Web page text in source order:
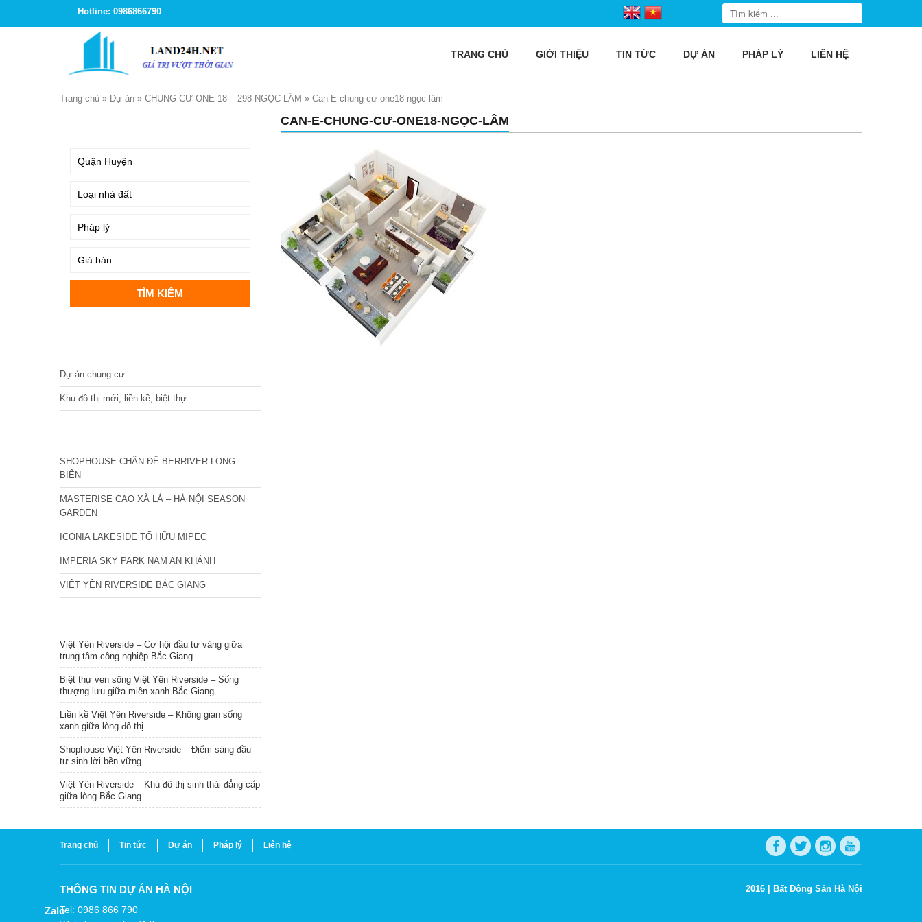
Hotline: 0986866790
TRANG CHỦ GIỚI THIỆU TIN TỨC DỰ ÁN PHÁP LÝ LIÊN HỆ
Trang chủ » Dự án » CHUNG CƯ ONE 18 – 298 NGỌC LÂM » Can-E-chung-cư-one18-ngọc-lâm
CAN-E-CHUNG-CƯ-ONE18-NGỌC-LÂM
Dự án chung cư
Khu đô thị mới, liền kề, biệt thự
SHOPHOUSE CHÂN ĐẾ BERRIVER LONG
BIÊN
MASTERISE CAO XÀ LÁ – HÀ NỘI SEASON
GARDEN
ICONIA LAKESIDE TỐ HỮU MIPEC
IMPERIA SKY PARK NAM AN KHÁNH
VIỆT YÊN RIVERSIDE BẮC GIANG
Việt Yên Riverside – Cơ hội đầu tư vàng giữa
trung tâm công nghiệp Bắc Giang
Biệt thự ven sông Việt Yên Riverside – Sống
thượng lưu giữa miền xanh Bắc Giang
Liền kề Việt Yên Riverside – Không gian sống
xanh giữa lòng đô thị
Shophouse Việt Yên Riverside – Điểm sáng đầu
tư sinh lời bền vững
Việt Yên Riverside – Khu đô thị sinh thái đẳng cấp
giữa lòng Bắc Giang
Trang chủ Tin tức Dự án Pháp lý Liên hệ
THÔNG TIN DỰ ÁN HÀ NỘI
Tel: 0986 866 790
2016 | Bất Động Sản Hà Nội
Zalo